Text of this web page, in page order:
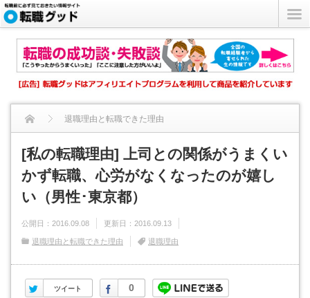
退職理由と転職できた理由
[私の転職理由] 上司との関係がうまくいかず転職、心労がなく...
[私の転職理由] 上司との関係がうまくい
かず転職、心労がなくなったのが嬉し
い（男性･東京都）
公開日： 2016.09.08 更新日： 2016.09.13
退職理由と転職できた理由 退職理由
ツイート
Twitter 0
Facebook